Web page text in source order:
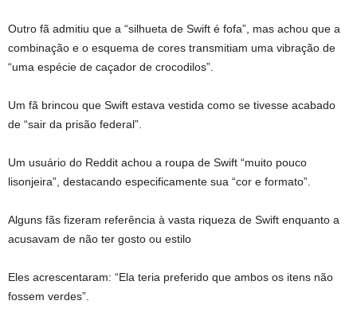
Outro fã admitiu que a “silhueta de Swift é fofa”, mas achou que a
combinação e o esquema de cores transmitiam uma vibração de
“uma espécie de caçador de crocodilos”.
Um fã brincou que Swift estava vestida como se tivesse acabado
de “sair da prisão federal”.
Um usuário do Reddit achou a roupa de Swift “muito pouco
lisonjeira”, destacando especificamente sua “cor e formato”.
Alguns fãs fizeram referência à vasta riqueza de Swift enquanto a
acusavam de não ter gosto ou estilo
Eles acrescentaram: “Ela teria preferido que ambos os itens não
fossem verdes”.